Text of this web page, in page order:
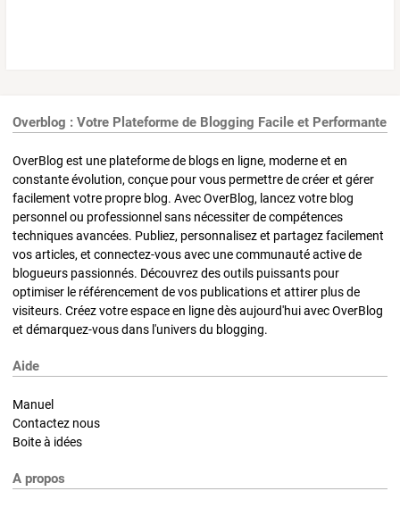
Overblog : Votre Plateforme de Blogging Facile et Performante
OverBlog est une plateforme de blogs en ligne, moderne et en
constante évolution, conçue pour vous permettre de créer et gérer
facilement votre propre blog. Avec OverBlog, lancez votre blog
personnel ou professionnel sans nécessiter de compétences
techniques avancées. Publiez, personnalisez et partagez facilement
vos articles, et connectez-vous avec une communauté active de
blogueurs passionnés. Découvrez des outils puissants pour
optimiser le référencement de vos publications et attirer plus de
visiteurs. Créez votre espace en ligne dès aujourd'hui avec OverBlog
et démarquez-vous dans l'univers du blogging.
Aide
Manuel
Contactez nous
Boite à idées
A propos